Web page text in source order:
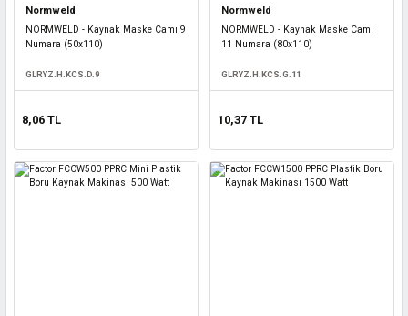
Normweld
NORMWELD - Kaynak Maske Camı 9
Numara (50x110)
GLRYZ.H.KCS.D.9
8,06 TL
Normweld
NORMWELD - Kaynak Maske Camı
11 Numara (80x110)
GLRYZ.H.KCS.G.11
10,37 TL